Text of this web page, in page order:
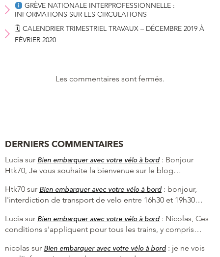
GRÈVE NATIONALE INTERPROFESSIONNELLE :
INFORMATIONS SUR LES CIRCULATIONS
🗓 CALENDRIER TRIMESTRIEL TRAVAUX – DÉCEMBRE 2019 À
FÉVRIER 2020
Les commentaires sont fermés.
DERNIERS COMMENTAIRES
Lucia sur Bien embarquer avec votre vélo à bord : Bonjour
Htk70, Je vous souhaite la bienvenue sur le blog…
Htk70 sur Bien embarquer avec votre vélo à bord : bonjour,
l'interdiction de transport de velo entre 16h30 et 19h30…
Lucia sur Bien embarquer avec votre vélo à bord : Nicolas, Ces
conditions s'appliquent pour tous les trains, y compris…
nicolas sur Bien embarquer avec votre vélo à bord : je ne vois